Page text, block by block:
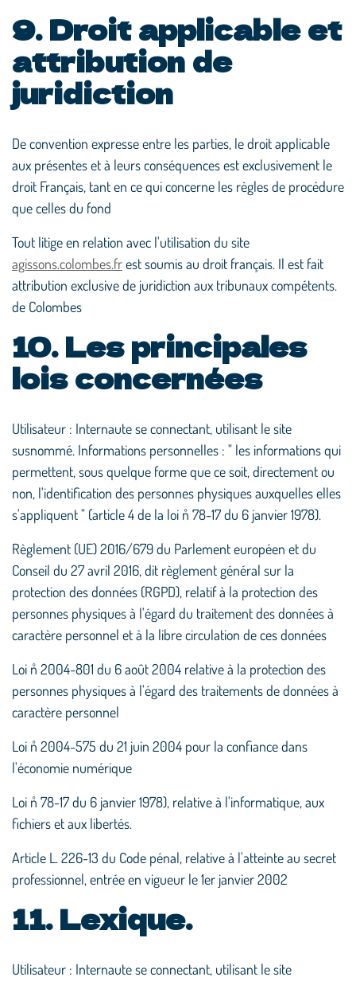
9. Droit applicable et
attribution de
juridiction
De convention expresse entre les parties, le droit applicable
aux présentes et à leurs conséquences est exclusivement le
droit Français, tant en ce qui concerne les règles de procédure
que celles du fond
Tout litige en relation avec l'utilisation du site
agissons.colombes.frest soumis au droit français. Il est fait
attribution exclusive de juridiction aux tribunaux compétents.
de Colombes
10. Les principales
lois concernées
Utilisateur : Internaute se connectant, utilisant le site
susnommé. Informations personnelles : " les informations qui
permettent, sous quelque forme que ce soit, directement ou
non, l'identification des personnes physiques auxquelles elles
s'appliquent " (article 4 de la loi n˚ 78-17 du 6 janvier 1978).
Règlement (UE) 2016/679 du Parlement européen et du
Conseil du 27 avril 2016, dit règlement général sur la
protection des données (RGPD), relatif à la protection des
personnes physiques à l'égard du traitement des données à
caractère personnel et à la libre circulation de ces données
Loi n˚ 2004-801 du 6 août 2004 relative à la protection des
personnes physiques à l'égard des traitements de données à
caractère personnel
Loi n˚ 2004-575 du 21 juin 2004 pour la confiance dans
l'économie numérique
Loi n˚ 78-17 du 6 janvier 1978), relative à l'informatique, aux
fichiers et aux libertés.
Article L. 226-13 du Code pénal, relative à l'atteinte au secret
professionnel, entrée en vigueur le 1er janvier 2002
11. Lexique.
Utilisateur : Internaute se connectant, utilisant le site